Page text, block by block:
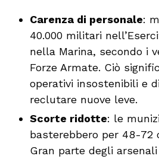
Carenza di personale:
40.000 militari
nella Marina, secondo i
Forze Armate. Ciò
operativi insostenibili e
reclutare nuove leve.
Scorte ridotte: le
basterebbero per 48-72
Gran parte degli